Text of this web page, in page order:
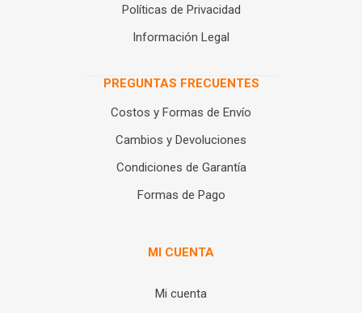
Políticas de Privacidad
Información Legal
PREGUNTAS FRECUENTES
Costos y Formas de Envío
Cambios y Devoluciones
Condiciones de Garantía
Formas de Pago
MI CUENTA
Mi cuenta